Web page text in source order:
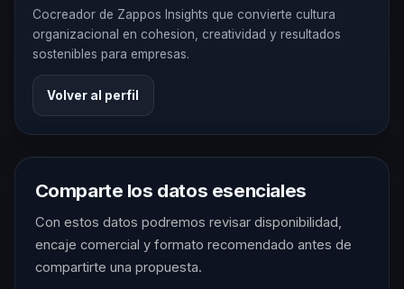
Cocreador de Zappos Insights que convierte cultura
organizacional en cohesion, creatividad y resultados
sostenibles para empresas.
Volver al perfil
Comparte los datos esenciales
Con estos datos podremos revisar disponibilidad,
encaje comercial y formato recomendado antes de
compartirte una propuesta.